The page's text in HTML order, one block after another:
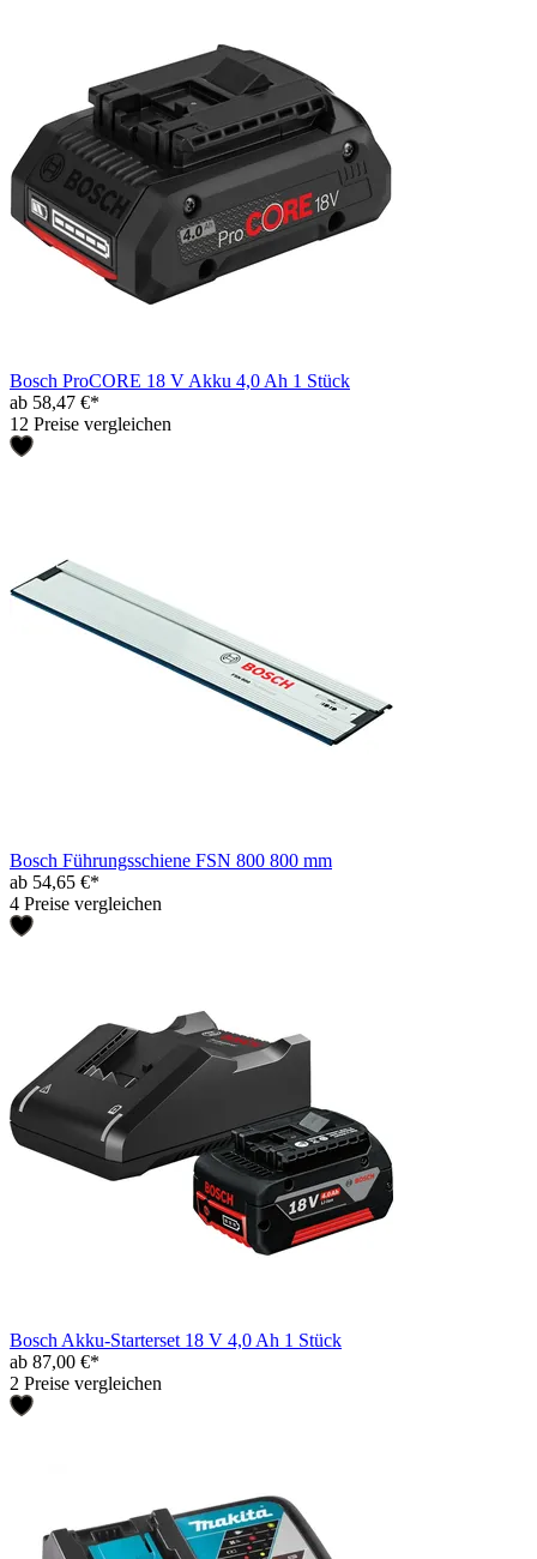
Bosch ProCORE 18 V Akku 4,0 Ah 1 Stück
ab 58,47 €*
12 Preise vergleichen
Bosch Führungsschiene FSN 800 800 mm
ab 54,65 €*
4 Preise vergleichen
Bosch Akku-Starterset 18 V 4,0 Ah 1 Stück
ab 87,00 €*
2 Preise vergleichen